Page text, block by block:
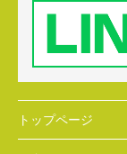
トップページ